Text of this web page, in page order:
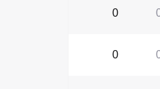
0
0